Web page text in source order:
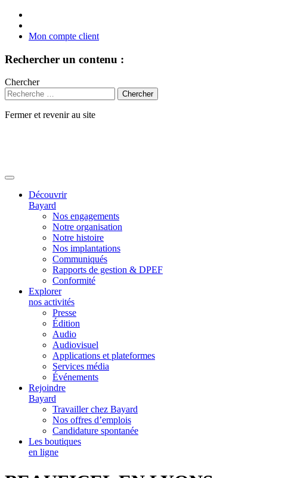
Mon compte client
Rechercher un contenu :
Chercher
Fermer et revenir au site
Découvrir
Bayard
Nos engagements
Notre organisation
Notre histoire
Nos implantations
Communiqués
Rapports de gestion & DPEF
Conformité
Explorer
nos activités
Presse
Édition
Audio
Audiovisuel
Applications et plateformes
Services média
Événements
Rejoindre
Bayard
Travailler chez Bayard
Nos offres d’emplois
Candidature spontanée
Les boutiques
en ligne